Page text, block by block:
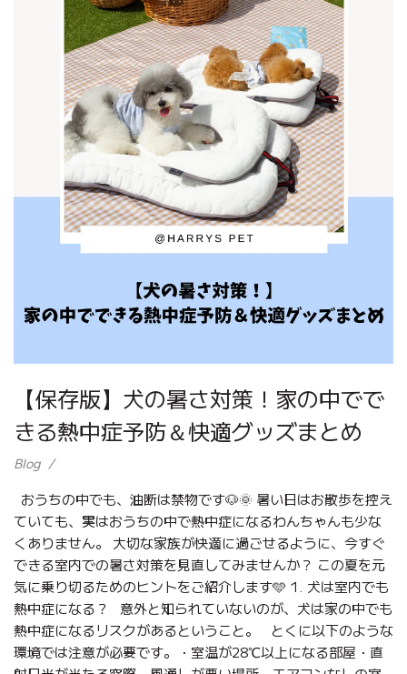
【保存版】犬の暑さ対策！家の中でで
きる熱中症予防＆快適グッズまとめ
Blog
おうちの中でも、油断は禁物です🐶🌞 暑い日はお散歩を控え
ていても、実はおうちの中で熱中症になるわんちゃんも少な
くありません。 大切な家族が快適に過ごせるように、今すぐ
できる室内での暑さ対策を見直してみませんか？ この夏を元
気に乗り切るためのヒントをご紹介します🩵 1. 犬は室内でも
熱中症になる？ 意外と知られていないのが、犬は家の中でも
熱中症になるリスクがあるということ。 とくに以下のような
環境では注意が必要です。・室温が28℃以上になる部屋・直